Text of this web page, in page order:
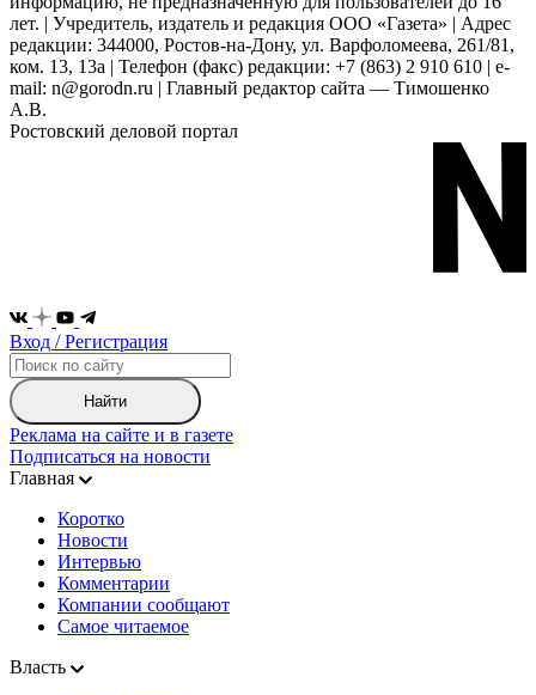
лет. | Учредитель, издатель и редакция ООО «Газета» | Адрес
редакции: 344000, Ростов-на-Дону, ул. Варфоломеева, 261/81,
ком. 13, 13а | Телефон (факс) редакции: +7 (863) 2 910 610 | e-
mail: n@gorodn.ru | Главный редактор сайта — Тимошенко
А.В.
Ростовский деловой портал
Вход / Регистрация
Найти
Реклама на сайте и в газете
Подписаться на новости
Главная
Коротко
Новости
Интервью
Комментарии
Компании сообщают
Самое читаемое
Власть